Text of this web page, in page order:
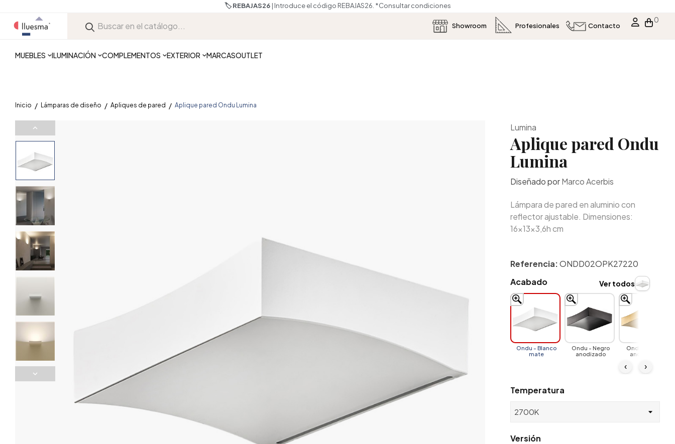
🏷️ REBAJAS26| Introduce el código REBAJAS26. *Consultar condiciones
Showroom Profesionales Contacto
0
MUEBLES ILUMINACIÓN COMPLEMENTOS EXTERIOR MARCASOUTLET
Inicio Lámparas de diseño Apliques de pared Aplique pared Ondu Lumina
Lumina
Aplique pared Ondu
Lumina
Diseñado porMarco Acerbis
Lámpara de pared en aluminio con
reflector ajustable. Dimensiones:
16x13x3,6h cm
Referencia:ONDD02OPK27220
Acabado
Ondu - Blanco
mate
Ondu - Negro
anodizado
Ondu - Latón
anodizado
‹ ›
Ver todos
Temperatura
Versión